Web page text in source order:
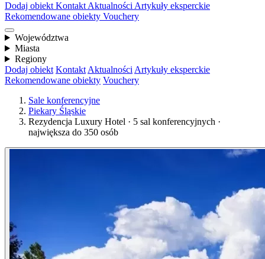
Dodaj obiekt Kontakt Aktualności Artykuły eksperckie
Rekomendowane obiekty Vouchery
Województwa
Miasta
Regiony
Dodaj obiekt Kontakt Aktualności Artykuły eksperckie
Rekomendowane obiekty Vouchery
Sale konferencyjne
Piekary Śląskie
Rezydencja Luxury Hotel · 5 sal konferencyjnych ·
największa do 350 osób